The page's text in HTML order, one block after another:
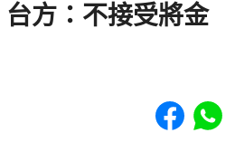
方：不接受將金
Share toShare